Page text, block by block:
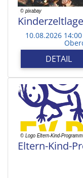
10.08.2026
DETAIL
Eltern-Kind-